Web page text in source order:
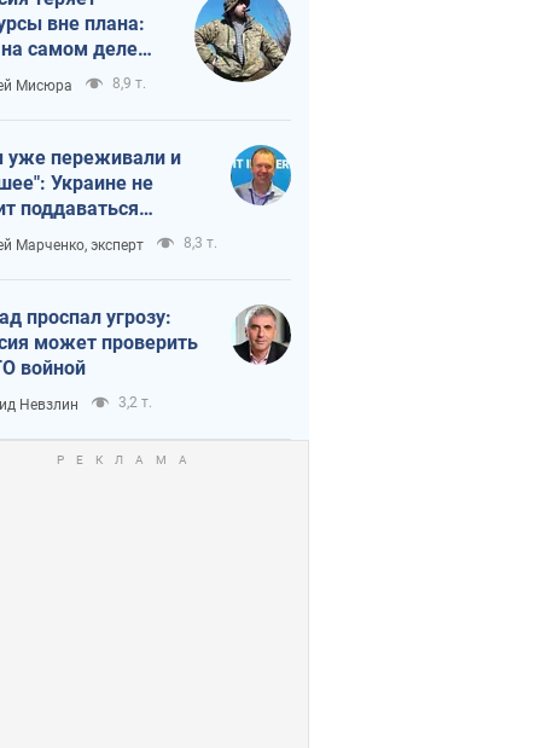
вне плана:
самом деле
темп войны
Мисюра 8,9 т.
переживали и
Украине не
поддаваться
из-за
террора
Марченко, эксперт 8,3 т.
проспал угрозу:
может проверить
войной
Невзлин 3,2 т.